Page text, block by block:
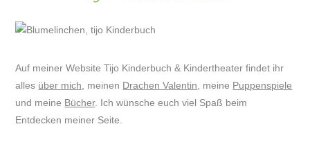
Auf meiner Website Tijo Kinderbuch & Kindertheater findet ihr
alles über mich , meinen Drachen Valentin , meine Puppenspiele
und meine Bücher. Ich wünsche euch viel Spaß beim
Entdecken meiner Seite.